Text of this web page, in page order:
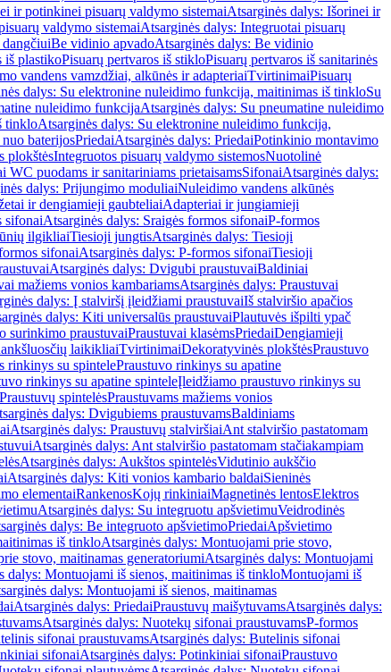
ir potinkinei pisuarų valdymo sistemaiAtsarginės dalys: Išorinei ir
valdymo sistemaiAtsarginės dalys: Integruotai pisuarų
Be vidinio apvadoAtsarginės dalys: Be vidinio
iš plastikoPisuarų pertvaros iš stikloPisuarų pertvaros iš sanitarinės
vandens vamzdžiai, alkūnės ir adapteriaiTvirtinimaiPisuarų
dalys: Su elektronine nuleidimo funkcija, maitinimas iš tinkloSu
nuleidimo funkcijaAtsarginės dalys: Su pneumatine nuleidimo
tinkloAtsarginės dalys: Su elektronine nuleidimo funkcija,
baterijosPriedaiAtsarginės dalys: PriedaiPotinkinio montavimo
plokštėsIntegruotos pisuarų valdymo sistemosNuotolinė
WC puodams ir sanitariniams prietaisamsSifonaiAtsarginės dalys:
dalys: Prijungimo moduliaiNuleidimo vandens alkūnės
ir dengiamieji gaubteliaiAdapteriai ir jungiamieji
sifonaiAtsarginės dalys: Sraigės formos sifonaiP-formos
ilgikliaiTiesioji jungtisAtsarginės dalys: Tiesioji
sifonaiAtsarginės dalys: P-formos sifonaiTiesioji
Atsarginės dalys: Dvigubi praustuvaiBaldiniai
mažiems vonios kambariamsAtsarginės dalys: Praustuvai
dalys: Į stalviršį įleidžiami praustuvaiIš stalviršio apačios
dalys: Kiti universalūs praustuvaiPlautuvės išpilti ypač
surinkimo praustuvaiPraustuvai klasėmsPriedaiDengiamieji
laikikliaiTvirtinimaiDekoratyvinės plokštėsPraustuvo
rinkinys su spintelePraustuvo rinkinys su apatine
rinkinys su apatine spinteleĮleidžiamo praustuvo rinkinys su
spintelėsPraustuvams mažiems vonios
dalys: Dvigubiems praustuvamsBaldiniams
Atsarginės dalys: Praustuvų stalviršiaiAnt stalviršio pastatomam
Atsarginės dalys: Ant stalviršio pastatomam stačiakampiam
Atsarginės dalys: Aukštos spintelėsVidutinio aukščio
Atsarginės dalys: Kiti vonios kambario baldaiSieninės
elementaiRankenosKojų rinkiniaiMagnetinės lentosElektros
Atsarginės dalys: Su integruotu apšvietimuVeidrodinės
dalys: Be integruoto apšvietimoPriedaiApšvietimo
iš tinkloAtsarginės dalys: Montuojami prie stovo,
stovo, maitinamas generatoriumiAtsarginės dalys: Montuojami
dalys: Montuojami iš sienos, maitinimas iš tinkloMontuojami iš
dalys: Montuojami iš sienos, maitinamas
Atsarginės dalys: PriedaiPraustuvų maišytuvamsAtsarginės dalys:
Atsarginės dalys: Nuotekų sifonai praustuvamsP-formos
sifonai praustuvamsAtsarginės dalys: Butelinis sifonai
sifonaiAtsarginės dalys: Potinkiniai sifonaiPraustuvo